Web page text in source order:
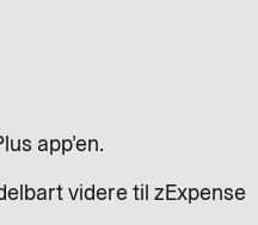
app’en.
videre til zExpense